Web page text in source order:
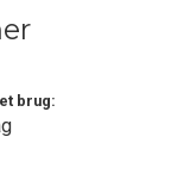
og tæt
generende
brug: